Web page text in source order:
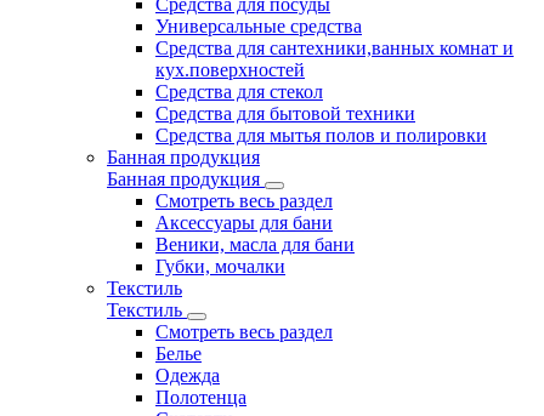
Средства для посуды
Универсальные средства
Средства для сантехники,ванных комнат и
кух.поверхностей
Средства для стекол
Средства для бытовой техники
Средства для мытья полов и полировки
Банная продукция
Банная продукция
Смотреть весь раздел
Аксессуары для бани
Веники, масла для бани
Губки, мочалки
Текстиль
Текстиль
Смотреть весь раздел
Белье
Одежда
Полотенца